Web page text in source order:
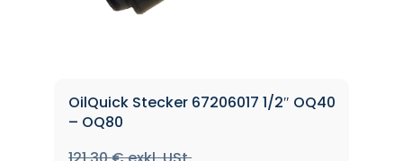
OilQuick Stecker 67206017 1/2″ OQ40
– OQ80